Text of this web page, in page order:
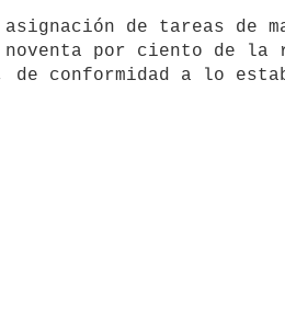
por ciento de
conformidad a lo